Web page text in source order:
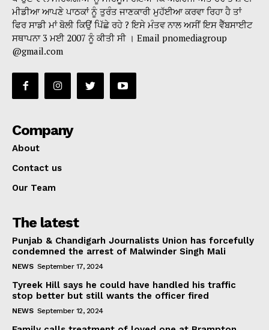
ਮੀਡੀਆ ਆਪਣੇ ਪਾਠਕਾਂ ਨੂੰ ਤੁਰੰਤ ਜਾਣਕਾਰੀ ਮੁਹੱਈਆ ਕਰਵਾ ਰਿਹਾ ਹੈ ਤਾਂ
ਫਿਰ ਸਾਡੀ ਮਾਂ ਬੋਲੀ ਕਿਉਂ ਪਿੱਛੇ ਰਹੇ ? ਇਸੇ ਮੰਤਵ ਨਾਲ ਅਸੀਂ ਇਸ ਵੈੱਬਸਾਈਟ
ਸਥਾਪਨਾ 3 ਮਈ 2007 ਨੂੰ ਕੀਤੀ ਸੀ । Email pnomediagroup
@gmail.com
Company
About
Contact us
Our Team
The latest
Punjab & Chandigarh Journalists Union has forcefully
condemned the arrest of Malwinder Singh Mali
NEWS September 17, 2024
Tyreek Hill says he could have handled his traffic
stop better but still wants the officer fired
NEWS September 12, 2024